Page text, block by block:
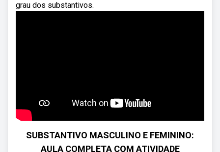
grau dos substantivos.
SUBSTANTIVO MASCULINO E FEMININO:
AULA COMPLETA COM ATIVIDADE